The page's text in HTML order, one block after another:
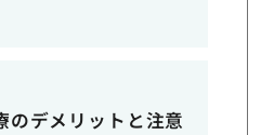
のデメリットと注意